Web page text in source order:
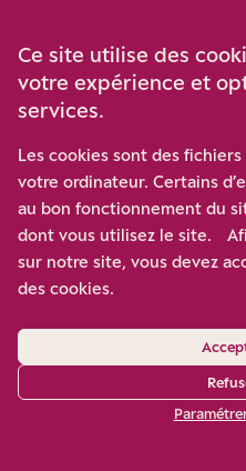
recherche-
magie de l’industrie
matière. Vous pouvez
vous ne savez pas
correctement, vous
une interaction
la réalisation. Quand
interaction dans deux
différents et qu’il y a
distance entre les
Ce site utilise des
votre expérience et
services.
Les cookies sont des
votre ordinateur. Certains
au bon fonctionnement du
dont vous utilisez le site.
sur notre site, vous devez
des cookies.